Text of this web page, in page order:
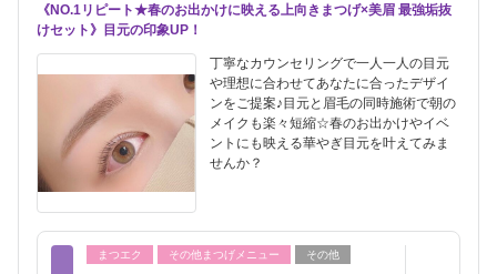
《NO.1リピート★春のお出かけに映える上向きまつげ×美眉 最強垢抜
けセット》目元の印象UP！
丁寧なカウンセリングで一人一人の目元
や理想に合わせてあなたに合ったデザイ
ンをご提案♪目元と眉毛の同時施術で朝の
メイクも楽々短縮☆春のお出かけやイベ
ントにも映える華やぎ目元を叶えてみま
せんか？
まつエク その他まつげメニュー その他